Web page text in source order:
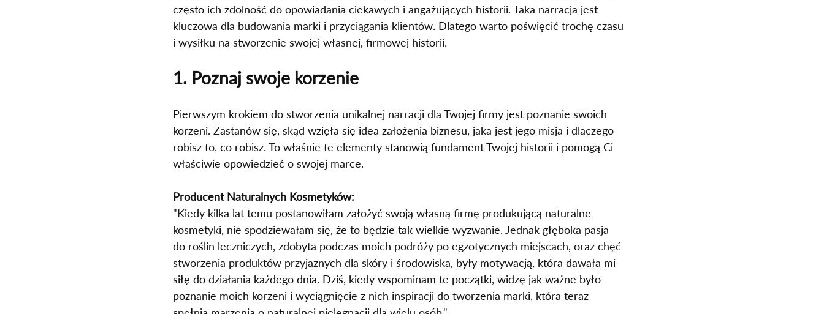
często ich zdolność do opowiadania ciekawych i angażujących historii. Taka narracja jest
kluczowa dla budowania marki i przyciągania klientów. Dlatego warto poświęcić trochę czasu
i wysiłku na stworzenie swojej własnej, firmowej historii.
1. Poznaj swoje korzenie
Pierwszym krokiem do stworzenia unikalnej narracji dla Twojej firmy jest poznanie swoich
korzeni. Zastanów się, skąd wzięła się idea założenia biznesu, jaka jest jego misja i dlaczego
robisz to, co robisz. To właśnie te elementy stanowią fundament Twojej historii i pomogą Ci
właściwie opowiedzieć o swojej marce.
Producent Naturalnych Kosmetyków:
"Kiedy kilka lat temu postanowiłam założyć swoją własną firmę produkującą naturalne
kosmetyki, nie spodziewałam się, że to będzie tak wielkie wyzwanie. Jednak głęboka pasja
do roślin leczniczych, zdobyta podczas moich podróży po egzotycznych miejscach, oraz chęć
stworzenia produktów przyjaznych dla skóry i środowiska, były motywacją, która dawała mi
siłę do działania każdego dnia. Dziś, kiedy wspominam te początki, widzę jak ważne było
poznanie moich korzeni i wyciągnięcie z nich inspiracji do tworzenia marki, która teraz